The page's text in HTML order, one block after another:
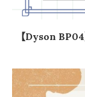
【Dyson